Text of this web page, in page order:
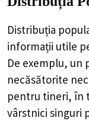
Distribuția
informații utile
De exemplu, un
necăsătorite
pentru tineri, în
vârstnici singuri